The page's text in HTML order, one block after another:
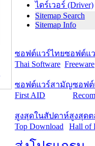
ไดร์เวอร์ (Driver)
Sitemap Search
Sitemap Info
ซอฟต์แวร์ไทย
Thai Software
ซอฟต์แ
Freeware
ซอฟต์แวร์สามัญ
First AID
ซอฟต์
สูงสุดในสัปดาห์
Top Download
สูงสุด
Hall of